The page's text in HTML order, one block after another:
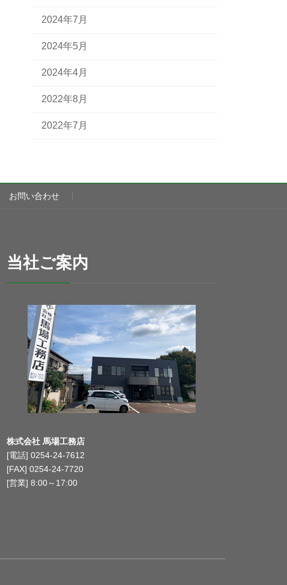
2024年7月
2024年5月
2024年4月
2022年8月
2022年7月
お問い合わせ
当社ご案内
株式会社 馬場工務店
[電話] 0254-24-7612
[FAX] 0254-24-7720
[営業] 8:00～17:00